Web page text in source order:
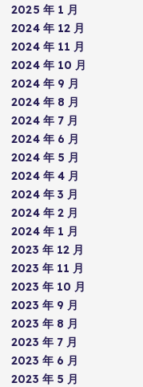
2025 年 1 月
2024 年 12 月
2024 年 11 月
2024 年 10 月
2024 年 9 月
2024 年 8 月
2024 年 7 月
2024 年 6 月
2024 年 5 月
2024 年 4 月
2024 年 3 月
2024 年 2 月
2024 年 1 月
2023 年 12 月
2023 年 11 月
2023 年 10 月
2023 年 9 月
2023 年 8 月
2023 年 7 月
2023 年 6 月
2023 年 5 月